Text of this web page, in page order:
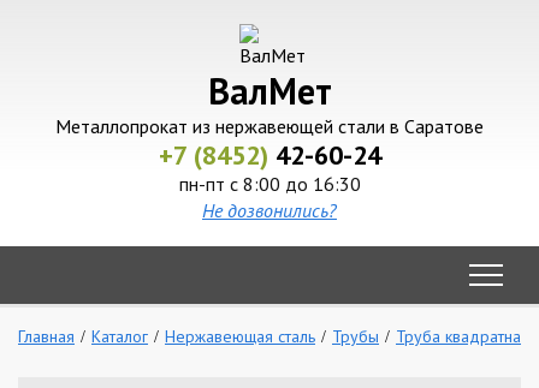
ВалМет
Металлопрокат из нержавеющей стали в Саратове
+7 (8452) 42-60-24
пн-пт с 8:00 до 16:30
Не дозвонились?
Главная Каталог Нержавеющая сталь Трубы Труба квадратная